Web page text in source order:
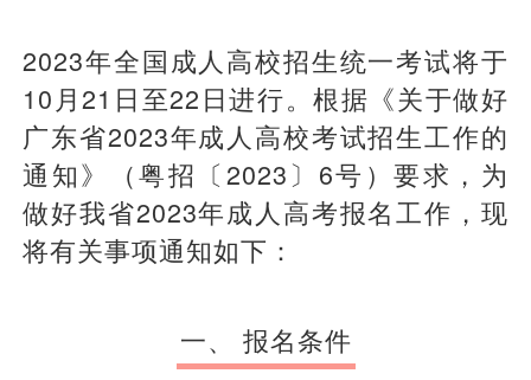
2023年全国成人高校招生统一考试将于
10月21日至22日进行。根据《关于做好
广东省2023年成人高校考试招生工作的
通知》（粤招〔2023〕6号）要求，为
做好我省2023年成人高考报名工作，现
将有关事项通知如下：
一、 报名条件